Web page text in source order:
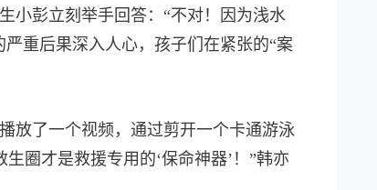
小彭立刻举手回答：“不对！因为浅水
重后果深入人心，孩子们在紧张的“案
放了一个视频，通过剪开一个卡通游泳
圈才是救援专用的‘保命神器’！”韩亦